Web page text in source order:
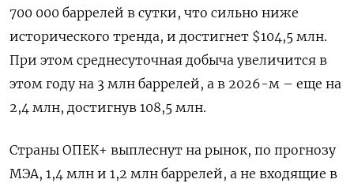
700 000 баррелей в сутки, что сильно ниже
исторического тренда, и достигнет $104,5 млн.
При этом среднесуточная добыча увеличится в
этом году на 3 млн баррелей, а в 2026-м – еще на
2,4 млн, достигнув 108,5 млн.
Страны ОПЕК+ выплеснут на рынок, по прогнозу
МЭА, 1,4 млн и 1,2 млн баррелей, а не входящие в